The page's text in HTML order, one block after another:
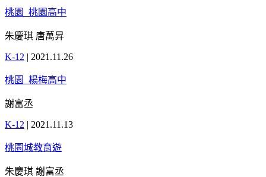
桃園_桃園高中
朱慶琪 唐萬昇
K-12 | 2021.11.26
桃園_楊梅高中
謝富丞
K-12 | 2021.11.13
桃園城教育遊
朱慶琪 謝富丞